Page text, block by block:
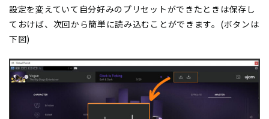
設定を変えていて自分好みのプリセットができたときは保存し
ておけば、次回から簡単に読み込むことができます。(ボタンは
下図)